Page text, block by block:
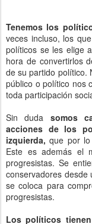
Tenemos los
veces incluso, los
políticos se les elige
hora de convertirlos
de su partido político.
público o político nos
toda participación
Sin duda somos
acciones de los
izquierda, que por
Este es además el
progresistas. Se
conservadores
se coloca para
progresistas.
Los políticos